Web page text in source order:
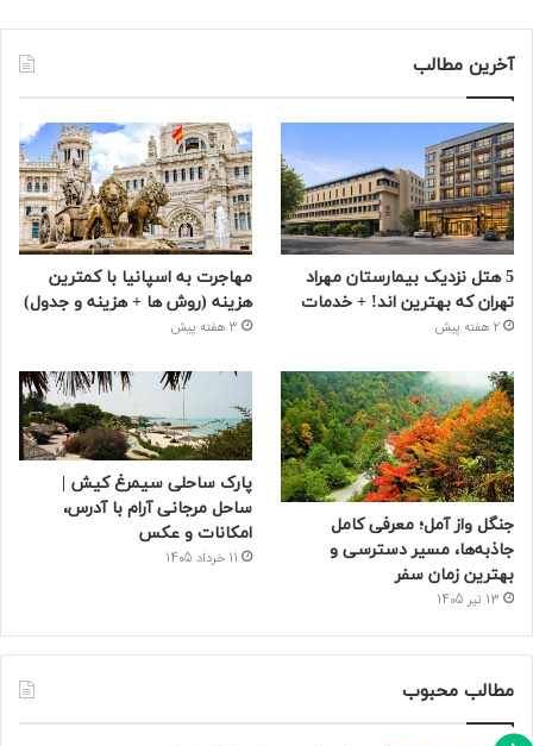
آخرین مطالب
5 هتل نزدیک بیمارستان مهراد
تهران که بهترین‌ اند! + خدمات
2 هفته پیش
مهاجرت به اسپانیا با کمترین
هزینه (روش ها + هزینه و جدول)
3 هفته پیش
جنگل واز آمل؛ معرفی کامل
جاذبه‌ها، مسیر دسترسی و
بهترین زمان سفر
13 تیر 1405
پارک ساحلی سیمرغ کیش |
ساحل مرجانی آرام با آدرس،
امکانات و عکس
11 خرداد 1405
مطالب محبوب